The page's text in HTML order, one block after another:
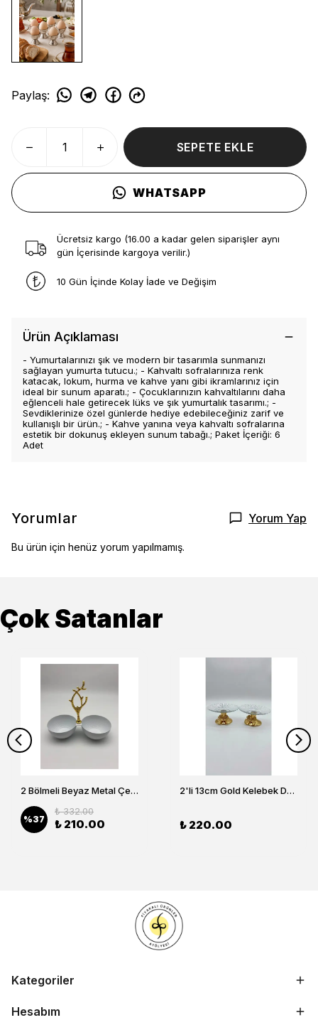
Paylaş:
SEPETE EKLE
WHATSAPP
Ücretsiz kargo (16.00 a kadar gelen siparişler aynı
gün İçerisinde kargoya verilir.)
10 Gün İçinde Kolay İade ve Değişim
Ürün Açıklaması
- Yumurtalarınızı şık ve modern bir tasarımla sunmanızı
sağlayan yumurta tutucu.; - Kahvaltı sofralarınıza renk
katacak, lokum, hurma ve kahve yanı gibi ikramlarınız için
ideal bir sunum aparatı.; - Çocuklarınızın kahvaltılarını daha
eğlenceli hale getirecek lüks ve şık yumurtalık tasarımı.; -
Sevdiklerinize özel günlerde hediye edebileceğiniz zarif ve
kullanışlı bir ürün.; - Kahve yanına veya kahvaltı sofralarına
estetik bir dokunuş ekleyen sunum tabağı.; Paket İçeriği: 6
Adet
Yorumlar Yorum Yap
Bu ürün için henüz yorum yapılmamış.
Çok Satanlar
2 Bölmeli Beyaz Metal Çerezlik, Altın Dallı Çerez Tabağı
%37
₺ 332.00
₺ 210.00
2'li 13cm Gold Kelebek Detaylı Metal Ayaklı Cam Lokumluk , Sunumluk , Şekerlik, Çerezlik
₺ 220.00
Kategoriler
Hesabım